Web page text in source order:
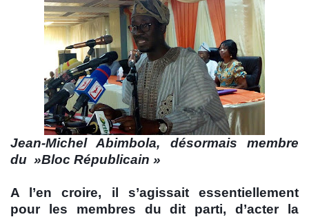
Jean-Michel Abimbola, désormais membre
du »Bloc Républicain »
A l’en croire, il s’agissait essentiellement
pour les membres du dit parti, d’acter la